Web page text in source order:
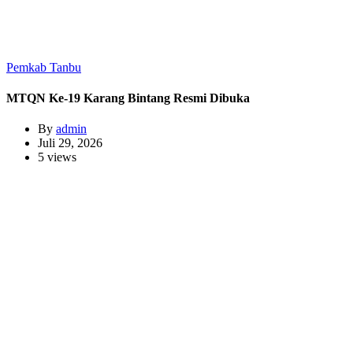
Pemkab Tanbu
MTQN Ke-19 Karang Bintang Resmi Dibuka
By admin
Juli 29, 2026
5 views